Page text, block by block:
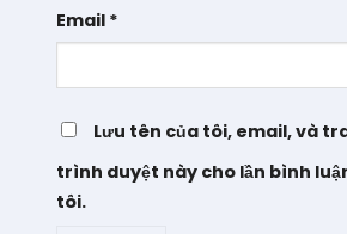
Email *
Lưu tên của tôi, email, và
trình duyệt này cho lần bình
tôi.